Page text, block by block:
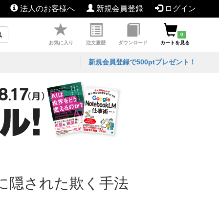
法人のお客様へ 新規会員登録 ログイン
お気に入り 注文履歴 ダウンロード
0
カートを見る
新規会員登録で500ptプレゼント！
隠された欺く手法